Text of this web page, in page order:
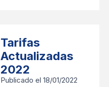
Tarifas
Actualizadas
2022
Publicado el 18/01/2022